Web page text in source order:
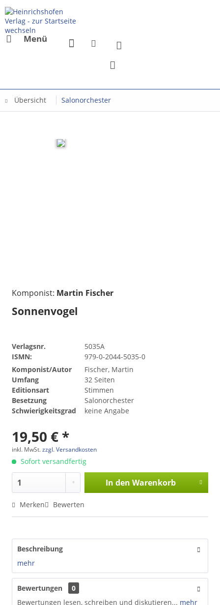
Menü
Übersicht Salonorchester
Komponist: Martin Fischer
Sonnenvogel
Verlagsnr.
5035A
ISMN:
979-0-2044-5035-0
Komponist/Autor
Fischer, Martin
Umfang
32 Seiten
Editionsart
Stimmen
Besetzung
Salonorchester
Schwierigkeitsgrad
keine Angabe
19,50 € *
inkl. MwSt.zzgl. Versandkosten
Sofort versandfertig
In den Warenkorb
Merken Bewerten
Beschreibung
mehr
Bewertungen
0
Bewertungen lesen, schreiben und diskutieren... mehr